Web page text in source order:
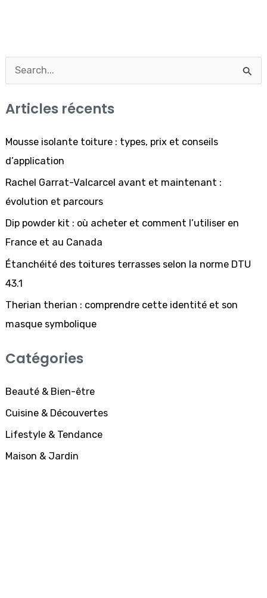
c
c
h
e
r
:
Articles récents
Mousse isolante toiture : types, prix et conseils
d’application
Rachel Garrat-Valcarcel avant et maintenant :
évolution et parcours
Dip powder kit : où acheter et comment l’utiliser en
France et au Canada
Étanchéité des toitures terrasses selon la norme DTU
43.1
Therian therian : comprendre cette identité et son
masque symbolique
Catégories
Beauté & Bien-être
Cuisine & Découvertes
Lifestyle & Tendance
Maison & Jardin